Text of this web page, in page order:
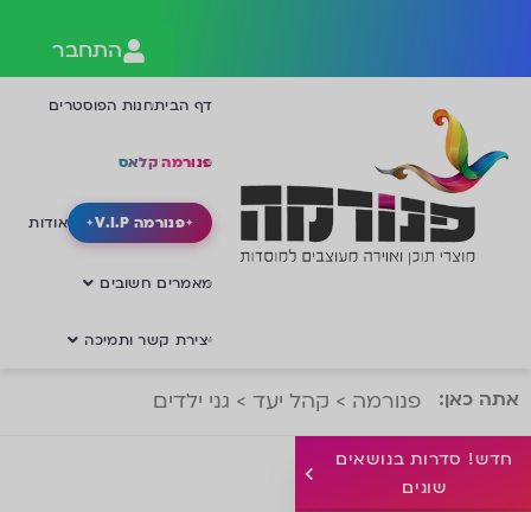
התחבר
דף הביתחנות הפוסטרים
פנורמה קלאס
פנורמה V.I.P אודות
מאמרים חשובים
יצירת קשר ותמיכה
אתה כאן: פנורמה > קהל יעד > גני ילדים
חדש! סדרות בנושאים
שונים